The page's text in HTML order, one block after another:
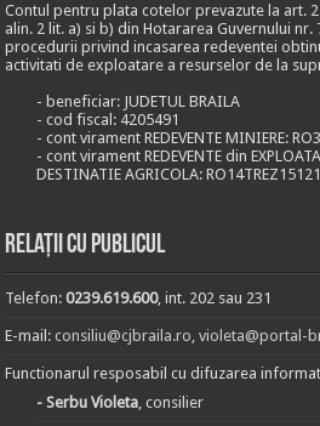
Contul pentru plata cotelor prevazute la art.
alin. 2 lit. a) si b) din Hotararea Guvernului
procedurii privind incasarea redeventei
activitati de exploatare a resurselor de la
- beneficiar: JUDETUL BRAILA
- cod fiscal: 4205491
- cont virament REDEVENTE MINIERE:
- cont virament REDEVENTE din
DESTINATIE AGRICOLA:
Relații cu publicul
Telefon:0239.619.600, int. 202 sau 231
E-mail:consiliu@cjbraila.ro,violeta@portal-
Functionarul resposabil cu difuzarea
- Serbu Violeta, consilier